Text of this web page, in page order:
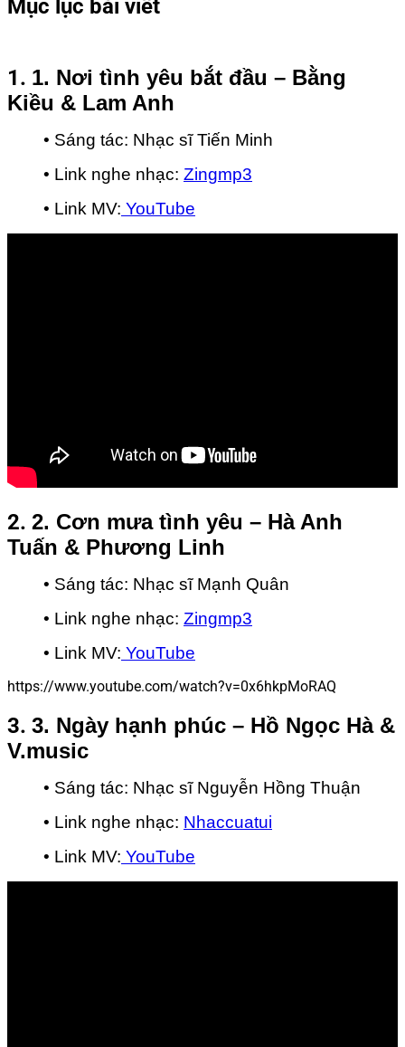
Mục lục bài viết
2. 2. Cơn mưa tình yêu – Hà Anh Tuấn & Phương Linh
4. Ngày cưới – Khắc Việt & Hương Tràm
5. Ta là của nhau – Ông Cao Thắng – Hương Tràm
Mai Hương
1. 1. Nơi tình yêu bắt đầu – Bằng
Kiều & Lam Anh
• Sáng tác: Nhạc sĩ Tiến Minh
• Link nghe nhạc: Zingmp3
• Link MV: YouTube
2. 2. Cơn mưa tình yêu – Hà Anh
Tuấn & Phương Linh
• Sáng tác: Nhạc sĩ Mạnh Quân
• Link nghe nhạc: Zingmp3
• Link MV: YouTube
https://www.youtube.com/watch?v=0x6hkpMoRAQ
3. 3. Ngày hạnh phúc – Hồ Ngọc Hà &
V.music
• Sáng tác: Nhạc sĩ Nguyễn Hồng Thuận
• Link nghe nhạc: Nhaccuatui
• Link MV: YouTube